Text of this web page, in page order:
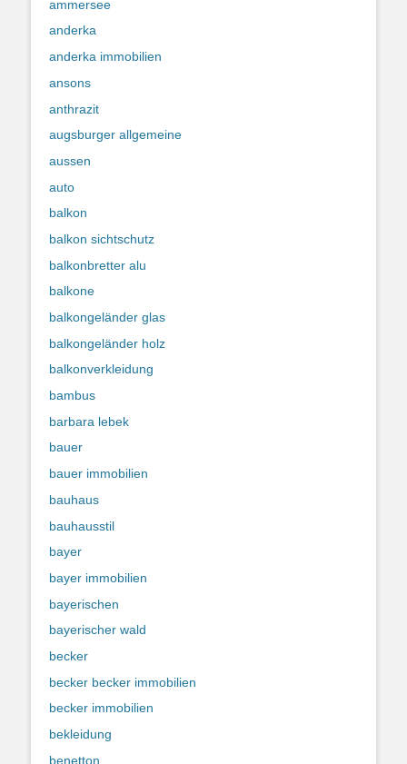
ammersee
anderka
anderka immobilien
ansons
anthrazit
augsburger allgemeine
aussen
auto
balkon
balkon sichtschutz
balkonbretter alu
balkone
balkongeländer glas
balkongeländer holz
balkonverkleidung
bambus
barbara lebek
bauer
bauer immobilien
bauhaus
bauhausstil
bayer
bayer immobilien
bayerischen
bayerischer wald
becker
becker becker immobilien
becker immobilien
bekleidung
benetton